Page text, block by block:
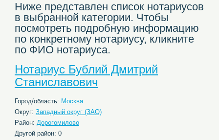
Ниже представлен список нотариусов
в выбранной категории. Чтобы
посмотреть подробную информацию
по конкретному нотариусу, кликните
по ФИО нотариуса.
Нотариус Бублий Дмитрий
Станиславович
Город/область: Москва
Округ: Западный округ (ЗАО)
Район: Дорогомилово
Другой район: 0